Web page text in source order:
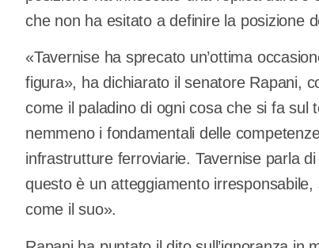
che non ha esitato a definire la posizione
«Tavernise ha sprecato un’ottima
figura», ha dichiarato il senatore Rapani,
come il paladino di ogni cosa che si fa
nemmeno i fondamentali delle
infrastrutture ferroviarie. Tavernise parla
questo è un atteggiamento
come il suo».